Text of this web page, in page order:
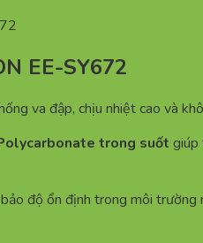
EE-SY672
va đập, chịu nhiệt cao và
trong suốt giúp
độ ổn định trong môi trường